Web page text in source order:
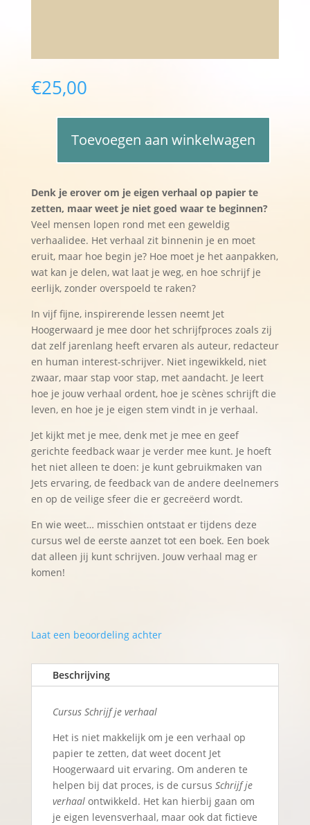
€25,00
Schrijfcursus
Schrijf
verhaal
(€
125,-)
aantal
Toevoegen aan winkelwagen
i
Denk je erover om je eigen verhaal op papier te
zetten, maar weet je niet goed waar te beginnen?
Veel mensen lopen rond met een geweldig
verhaalidee. Het verhaal zit binnenin je en moet
eruit, maar hoe begin je? Hoe moet je het aanpakken,
wat kan je delen, wat laat je weg, en hoe schrijf je
eerlijk, zonder overspoeld te raken?
In vijf fijne, inspirerende lessen neemt Jet
Hoogerwaard je mee door het schrijfproces zoals zij
dat zelf jarenlang heeft ervaren als auteur, redacteur
en human interest-schrijver. Niet ingewikkeld, niet
zwaar, maar stap voor stap, met aandacht. Je leert
hoe je jouw verhaal ordent, hoe je scènes schrijft die
leven, en hoe je je eigen stem vindt in je verhaal.
Jet kijkt met je mee, denk met je mee en geef
gerichte feedback waar je verder mee kunt. Je hoeft
het niet alleen te doen: je kunt gebruikmaken van
Jets ervaring, de feedback van de andere deelnemers
en op de veilige sfeer die er gecreëerd wordt.
En wie weet… misschien ontstaat er tijdens deze
cursus wel de eerste aanzet tot een boek. Een boek
dat alleen jij kunt schrijven. Jouw verhaal mag er
komen!
Laat een beoordeling achter
Beschrijving
Cursus Schrijf je verhaal
Het is niet makkelijk om je een verhaal op
papier te zetten, dat weet docent Jet
Hoogerwaard uit ervaring. Om anderen te
helpen bij dat proces, is de cursus Schrijf je
verhaalontwikkeld. Het kan hierbij gaan om
je eigen levensverhaal, maar ook dat fictieve